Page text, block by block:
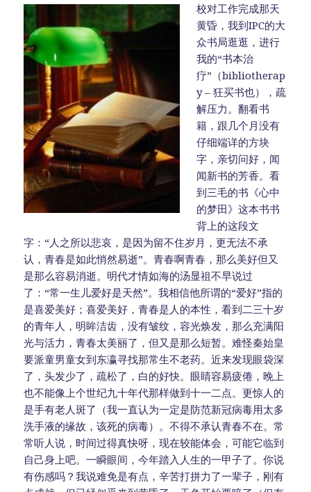
校对工作完成那天
黄昏，我到IPC的大
众书局逛逛，进行
我的“书本治
疗”（bibliotherap
y – 狂买书也），疏
解压力。翻看书
籍，跟几个月没有
仔细端详的方块
字，亲切问好，闻
闻新书的芳香。看
到三毛的书《心中
的梦田》这本书书
背上的这段文
字：“人之所以悲哀，是因为留不住岁月，更无法不承
认，青春是如此悄然易逝”。青春啊青春，那么美好但又
是那么容易消逝。明代才情如海的汤显祖不早说过
了：“常一生儿爱好是天然”。我相信他所谓的“爱好”指的
是喜爱美好；喜爱美好，青春是人的本性，看到二三十岁
的青年人，明眸洁齿，没有皱纹，容光焕发，那么充满阳
光与活力，青春太美丽了，但又是那么短暂。难怪秦始皇
要派童男童女到东瀛寻找那常生不老药。近来发现眼袋深
了，头发少了，疏松了，白的好快。眼睛容易疲倦，晚上
也不能像上个世纪九十年代那样做到十一二点。更惊人的
是手有老人斑了（我一直认为一定是防范新冠病毒用太多
洗手液的缘故，该死的病毒）。不得不承认青春不在。常
常听人说，时间过得真快呀，现在较能体会，可能它临到
自己身上吧。一瞬眼间，今年踏入人生的一甲子了。你说
有伤感吗？我说难免是有点，辛苦打拼力了一辈子，刚有